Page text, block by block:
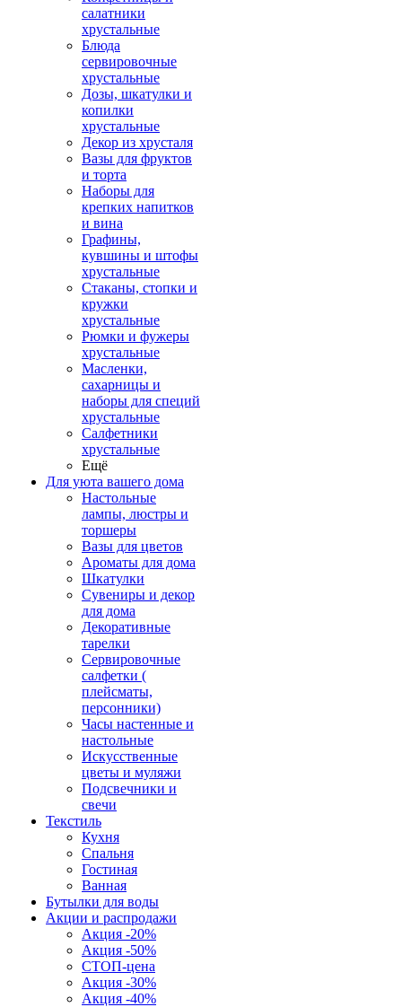
салатники
хрустальные
Блюда
сервировочные
хрустальные
Дозы, шкатулки и
копилки
хрустальные
Декор из хрусталя
Вазы для фруктов
и торта
Наборы для
крепких напитков
и вина
Графины,
кувшины и штофы
хрустальные
Стаканы, стопки и
кружки
хрустальные
Рюмки и фужеры
хрустальные
Масленки,
сахарницы и
наборы для специй
хрустальные
Салфетники
хрустальные
Ещё
Для уюта вашего дома
Настольные
лампы, люстры и
торшеры
Вазы для цветов
Ароматы для дома
Шкатулки
Сувениры и декор
для дома
Декоративные
тарелки
Сервировочные
салфетки (
плейсматы,
персонники)
Часы настенные и
настольные
Искусственные
цветы и муляжи
Подсвечники и
свечи
Текстиль
Кухня
Спальня
Гостиная
Ванная
Бутылки для воды
Акции и распродажи
Акция -20%
Акция -50%
СТОП-цена
Акция -30%
Акция -40%